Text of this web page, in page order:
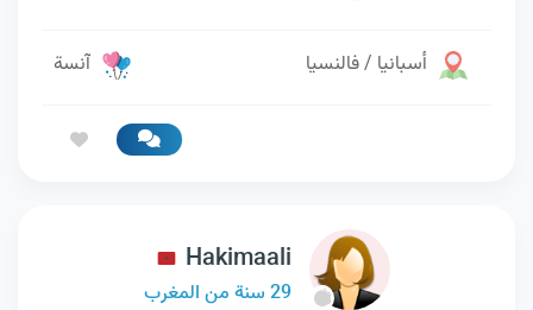
أسبانيا / فالنسيا آنسة
Hakimaali
29 سنة من المغرب